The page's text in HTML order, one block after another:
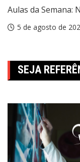
Aulas da Semana:
5 de agosto de
SEJA